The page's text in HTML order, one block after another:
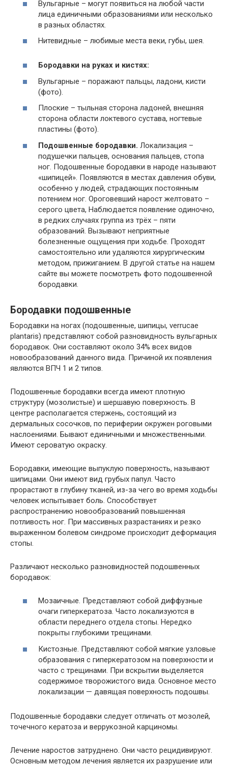
Вульгарные – могут появиться на любой части
лица единичными образованиями или несколько
в разных областях.
Нитевидные – любимые места веки, губы, шея.
Бородавки на руках и кистях:
Вульгарные – поражают пальцы, ладони, кисти
(фото).
Плоские – тыльная сторона ладоней, внешняя
сторона области локтевого сустава, ногтевые
пластины (фото).
Подошвенные бородавки. Локализация –
подушечки пальцев, основания пальцев, стопа
ног. Подошвенные бородавки в народе называют
«шипицей». Появляются в местах давления обуви,
особенно у людей, страдающих постоянным
потением ног. Ороговевший нарост желтовато –
серого цвета, Наблюдается появление одиночно,
в редких случаях группа из трёх – пяти
образований. Вызывают неприятные
болезненные ощущения при ходьбе. Проходят
самостоятельно или удаляются хирургическим
методом, прижиганием. В другой статье на нашем
сайте вы можете посмотреть фото подошвенной
бородавки.
Бородавки подошвенные
Бородавки на ногах (подошвенные, шипицы, verrucae
plantaris) представляют собой разновидность вульгарных
бородавок. Они составляют около 34% всех видов
новообразований данного вида. Причиной их появления
являются ВПЧ 1 и 2 типов.
Подошвенные бородавки всегда имеют плотную
структуру (мозолистые) и шершавую поверхность. В
центре располагается стержень, состоящий из
дермальных сосочков, по периферии окружен роговыми
наслоениями. Бывают единичными и множественными.
Имеют сероватую окраску.
Бородавки, имеющие выпуклую поверхность, называют
шипицами. Они имеют вид грубых папул. Часто
прорастают в глубину тканей, из-за чего во время ходьбы
человек испытывает боль. Способствует
распространению новообразований повышенная
потливость ног. При массивных разрастаниях и резко
выраженном болевом синдроме происходит деформация
стопы.
Различают несколько разновидностей подошвенных
бородавок:
Мозаичные. Представляют собой диффузные
очаги гиперкератоза. Часто локализуются в
области переднего отдела стопы. Нередко
покрыты глубокими трещинами.
Кистозные. Представляют собой мягкие узловые
образования с гиперкератозом на поверхности и
часто с трещинами. При вскрытии выделяется
содержимое творожистого вида. Основное место
локализации — давящая поверхность подошвы.
Подошвенные бородавки следует отличать от мозолей,
точечного кератоза и веррукозной карциномы.
Лечение наростов затруднено. Они часто рецидивируют.
Основным методом лечения является их разрушение или